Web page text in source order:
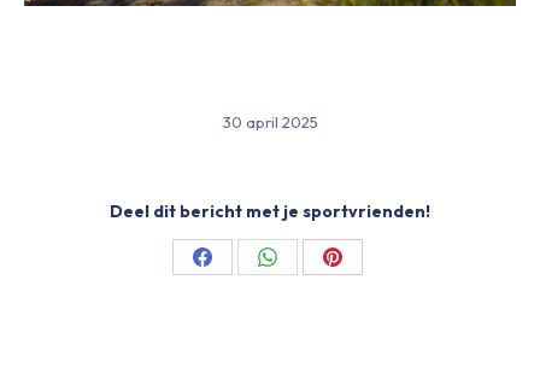
30 april 2025
Deel dit bericht met je sportvrienden!
Share
Share
Share